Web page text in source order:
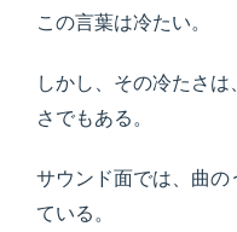
この言葉は冷たい。
しかし、その冷たさ
さでもある。
サウンド面では、曲の
ている。